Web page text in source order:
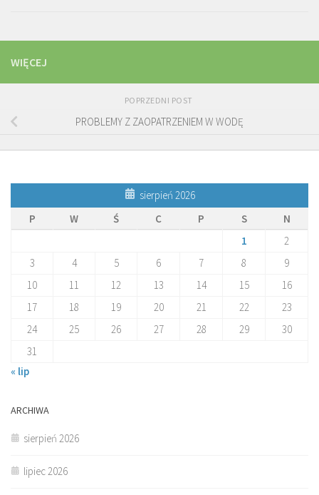
WIĘCEJ
POPRZEDNI POST
PROBLEMY Z ZAOPATRZENIEM W WODĘ
sierpień 2026
P
W Ś C P S
N
1
2
3
4 5 6 7 8
9
10
11 12 13 14 15
16
17
18 19 20 21 22
23
24
25 26 27 28 29
30
31
« lip
ARCHIWA
sierpień 2026
lipiec 2026